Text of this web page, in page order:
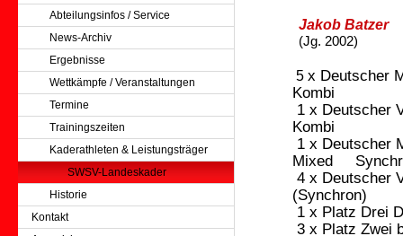
Abteilungsinfos / Service
News-Archiv
Ergebnisse
Wettkämpfe / Veranstaltungen
Termine
Trainingszeiten
Kaderathleten & Leistungsträger
SWSV-Landeskader
Historie
Kontakt
Jakob Batzer
(Jg. 2002)
5 x Deutscher
Kombi
1 x Deutscher
Kombi
1 x Deutscher
Mixed
4 x Deutscher
(Synchron)
1 x Platz Drei
3 x Platz Zwei